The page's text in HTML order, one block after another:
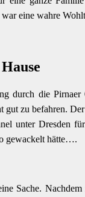
eine wahre
durch die
gut zu befahren.
unter Dresden
gewackelt hätte….
Sache.